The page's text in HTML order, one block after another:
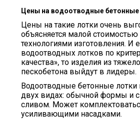
Цены на водоотводные бетонные
Цены на такие лотки очень
объясняется малой
технологиями изготовления. И
водоотводных лотков по
качества», то изделия из
пескобетона выйдут в лидеры.
Водоотводные бетонные лотки
двух видах: обычной формы и
сливом. Может
усиливающими насадками.